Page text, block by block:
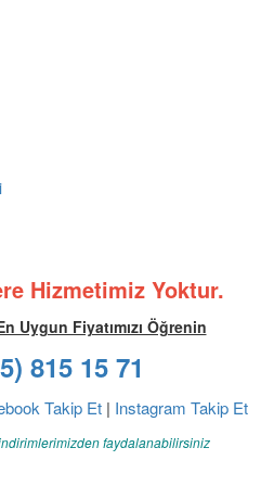
Hizmetimiz Yoktur.
Uygun Fiyatımızı Öğrenin
815 15 71
Takip Et| Instagram Takip Et
faydalanabilirsiniz